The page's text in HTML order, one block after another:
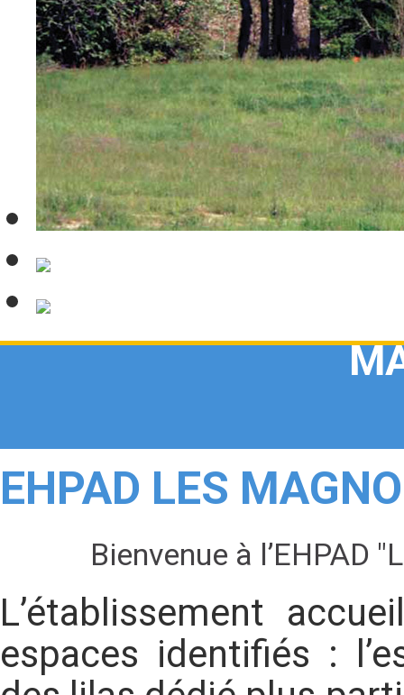
EHPAD LES
Bienvenue à l’EHPAD
L’établissement
espaces identifiés :